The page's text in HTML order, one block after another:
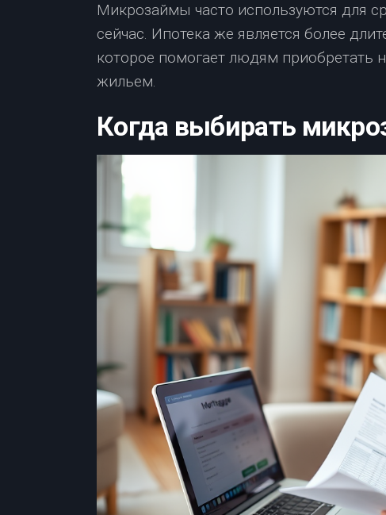
Микрозаймы часто используются для
сейчас. Ипотека же является более
которое помогает людям приобретать
жильем.
Когда выбирать